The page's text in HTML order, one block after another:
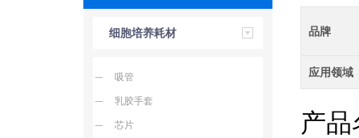
细胞培养耗材
吸管
乳胶手套
芯片
品牌
应用领域
产品